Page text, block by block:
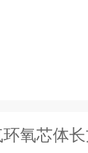
氧芯体